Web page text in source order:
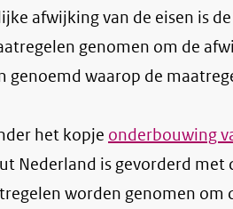
afwijking van de eisen is
genomen om de
genoemd waarop de
het kopje onderbouwing
Nederland is gevorderd
worden genomen